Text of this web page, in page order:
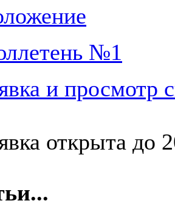
№1
и просмотр
открыта до